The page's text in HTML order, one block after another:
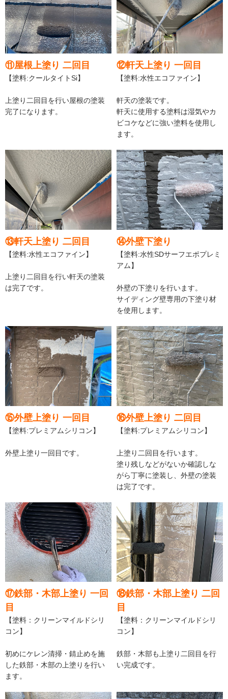
⑪屋根上塗り 二回目
【塗料:クールタイトSi】
上塗り二回目を行い屋根の塗装
完了になります。
⑫軒天上塗り 一回目
【塗料:水性エコファイン】
軒天の塗装です。
軒天に使用する塗料は湿気やカ
ビコケなどに強い塗料を使用し
ます。
⑬軒天上塗り 二回目
【塗料:水性エコファイン】
上塗り二回目を行い軒天の塗装
は完了です。
⑭外壁下塗り
【塗料:水性SDサーフエポプレミ
アム】
外壁の下塗りを行います。
サイディング壁専用の下塗り材
を使用します。
⑮外壁上塗り 一回目
【塗料:プレミアムシリコン】
外壁上塗り一回目です。
⑯外壁上塗り 二回目
【塗料:プレミアムシリコン】
上塗り二回目を行います。
塗り残しなどがないか確認しな
がら丁寧に塗装し、外壁の塗装
は完了です。
⑰鉄部・木部上塗り 一回
目
【塗料：クリーンマイルドシリ
コン】
初めにケレン清掃・錆止めを施
した鉄部・木部の上塗りを行い
ます。
⑱鉄部・木部上塗り 二回
目
【塗料：クリーンマイルドシリ
コン】
鉄部・木部も上塗り二回目を行
い完成です。